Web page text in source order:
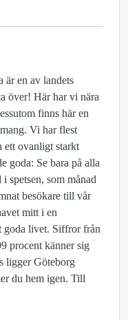
är en av landets
över! Här har vi nära
finns här en
Vi har flest
ett ovanligt starkt
goda: Se bara på alla
spetsen, som månad
besökare till vår
mitt i en
goda livet. Siffror från
procent känner sig
ligger Göteborg
du hem igen. Till